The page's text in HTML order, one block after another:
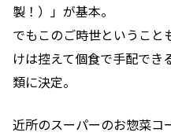
製！）」が基本。
でもこのご時世ということ
けは控えて個食で手配でき
類に決定。
近所のスーパーのお惣菜コ